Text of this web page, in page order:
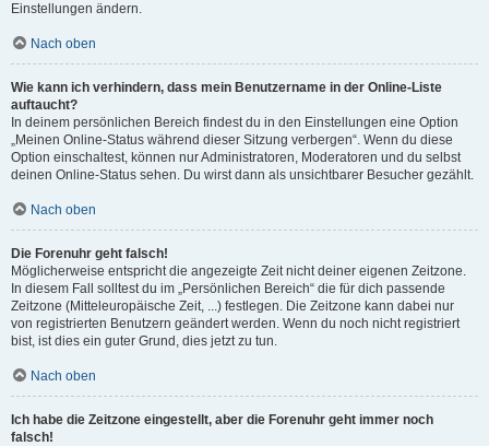
Einstellungen ändern.
Nach oben
Wie kann ich verhindern, dass mein Benutzername in der Online-Liste
auftaucht?
In deinem persönlichen Bereich findest du in den Einstellungen eine Option
„Meinen Online-Status während dieser Sitzung verbergen“. Wenn du diese
Option einschaltest, können nur Administratoren, Moderatoren und du selbst
deinen Online-Status sehen. Du wirst dann als unsichtbarer Besucher gezählt.
Nach oben
Die Forenuhr geht falsch!
Möglicherweise entspricht die angezeigte Zeit nicht deiner eigenen Zeitzone.
In diesem Fall solltest du im „Persönlichen Bereich“ die für dich passende
Zeitzone (Mitteleuropäische Zeit, ...) festlegen. Die Zeitzone kann dabei nur
von registrierten Benutzern geändert werden. Wenn du noch nicht registriert
bist, ist dies ein guter Grund, dies jetzt zu tun.
Nach oben
Ich habe die Zeitzone eingestellt, aber die Forenuhr geht immer noch
falsch!